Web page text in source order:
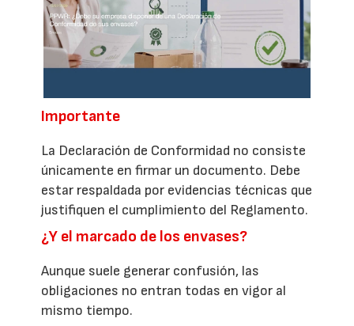
Importante
La Declaración de Conformidad no consiste
únicamente en firmar un documento. Debe
estar respaldada por evidencias técnicas que
justifiquen el cumplimiento del Reglamento.
¿Y el marcado de los envases?
Aunque suele generar confusión, las
obligaciones no entran todas en vigor al
mismo tiempo.